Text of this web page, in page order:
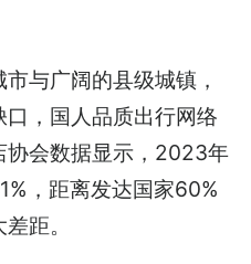
与广阔的县级城镇，
，国人品质出行网络
协会数据显示，2023年
，距离发达国家60%
距。